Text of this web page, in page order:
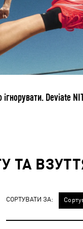
Deviate
ТА
СОРТУВАТИ ЗА: